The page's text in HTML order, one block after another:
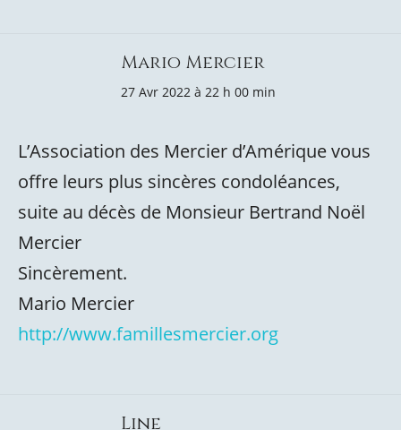
Mario Mercier
27 Avr 2022 à 22 h 00 min
L’Association des Mercier d’Amérique vous
offre leurs plus sincères condoléances,
suite au décès de Monsieur Bertrand Noël
Mercier
Sincèrement.
Mario Mercier
http://www.famillesmercier.org
Line